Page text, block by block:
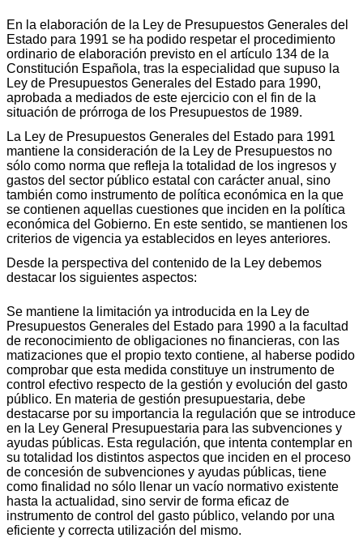
En la elaboración de la Ley de Presupuestos Generales del
Estado para 1991 se ha podido respetar el procedimiento
ordinario de elaboración previsto en el artículo 134 de la
Constitución Española, tras la especialidad que supuso la
Ley de Presupuestos Generales del Estado para 1990,
aprobada a mediados de este ejercicio con el fin de la
situación de prórroga de los Presupuestos de 1989.
La Ley de Presupuestos Generales del Estado para 1991
mantiene la consideración de la Ley de Presupuestos no
sólo como norma que refleja la totalidad de los ingresos y
gastos del sector público estatal con carácter anual, sino
también como instrumento de política económica en la que
se contienen aquellas cuestiones que inciden en la política
económica del Gobierno. En este sentido, se mantienen los
criterios de vigencia ya establecidos en leyes anteriores.
Desde la perspectiva del contenido de la Ley debemos
destacar los siguientes aspectos:
Se mantiene la limitación ya introducida en la Ley de
Presupuestos Generales del Estado para 1990 a la facultad
de reconocimiento de obligaciones no financieras, con las
matizaciones que el propio texto contiene, al haberse podido
comprobar que esta medida constituye un instrumento de
control efectivo respecto de la gestión y evolución del gasto
público. En materia de gestión presupuestaria, debe
destacarse por su importancia la regulación que se introduce
en la Ley General Presupuestaria para las subvenciones y
ayudas públicas. Esta regulación, que intenta contemplar en
su totalidad los distintos aspectos que inciden en el proceso
de concesión de subvenciones y ayudas públicas, tiene
como finalidad no sólo llenar un vacío normativo existente
hasta la actualidad, sino servir de forma eficaz de
instrumento de control del gasto público, velando por una
eficiente y correcta utilización del mismo.